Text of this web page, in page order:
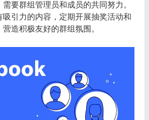
要群组管理员和成员的共同努力。
吸引力的内容，定期开展抽奖活动和
造积极友好的群组氛围。